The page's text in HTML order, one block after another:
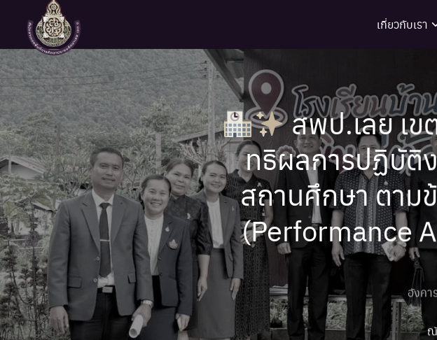
content
เกี่ยวกับเรา
สพป.เลย เข
ทธิผลการปฏิบัติ
สถานศึกษา ตาม
(Performance
อังคา
ณั